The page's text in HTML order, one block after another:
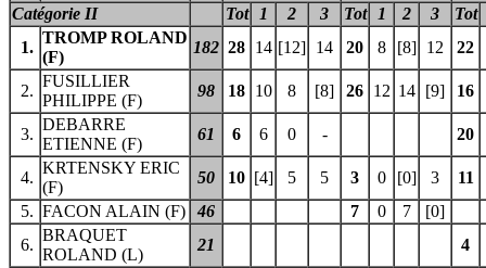
Catégorie II
Tot 1 2 3 Tot 1 2 3
Tot
1.
TROMP ROLAND
(F)
182 28 14 [12] 14 20 8 [8] 12 22
2.
FUSILLIER
PHILIPPE (F)
98 18 10 8 [8] 26 12 14 [9] 16
3.
DEBARRE
ETIENNE (F)
61 6 6 0 - 20
4.
KRTENSKY ERIC
(F)
50 10 [4] 5 5 3 0 [0] 3
11
5. FACON ALAIN (F) 46 7 0 7
[0]
6.
BRAQUET
ROLAND (L)
21 4